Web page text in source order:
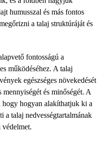
humusszal és más fontos
a talaj struktúráját és
fontosságú a
működéséhez. A talaj
egészséges növekedését
és minőségét. A
hogy hogyan alakíthatjuk ki a
a talaj nedvességtartalmának
védelmet.